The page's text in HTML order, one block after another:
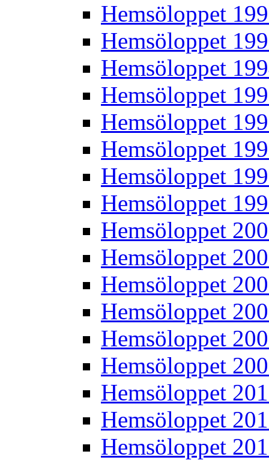
Hemsöloppet
Hemsöloppet
Hemsöloppet
Hemsöloppet
Hemsöloppet
Hemsöloppet
Hemsöloppet
Hemsöloppet
Hemsöloppet
Hemsöloppet
Hemsöloppet
Hemsöloppet
Hemsöloppet
Hemsöloppet
Hemsöloppet
Hemsöloppet
Hemsöloppet